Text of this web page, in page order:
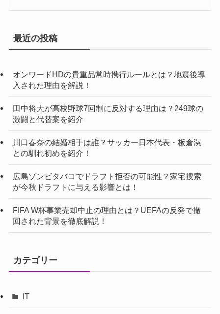
最近の投稿
オンワードHDの貴重品常時携行ルールとは？地震後導
入された理由を解説！
田中将大が高校野球7回制に反対する理由は？249球の
激闘と代替案を紹介
川口春奈の結婚相手は誰？サッカー日本代表・板倉滉
との馴れ初めを紹介！
広島ゾンビタバコでドラフト拒否の可能性？家宅捜索
が今秋ドラフトに与える影響とは！
FIFA W杯事業売却中止の理由とは？UEFAの反発で撤
回された背景を徹底解説！
カテゴリー
IT